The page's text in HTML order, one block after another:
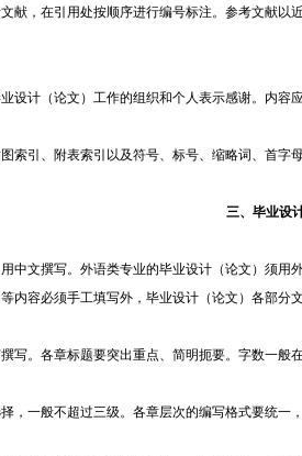
献，在引用处按顺序进行编号标注。参考文献
设计（论文）工作的组织和个人表示感谢。内容
索引、附表索引以及符号、标号、缩略词、首
三、毕业设
中文撰写。外语类专业的毕业设计（论文）须用
内容必须手工填写外，毕业设计（论文）各部
写。各章标题要突出重点、简明扼要。字数一般
，一般不超过三级。各章层次的编写格式要统